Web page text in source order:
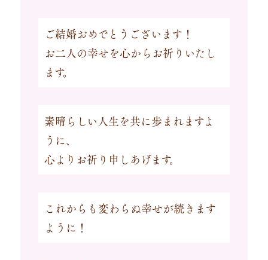
ご結婚おめでとうございます！
お二人の幸せを心からお祈りいたし
ます。
素晴らしい人生を共に歩まれますよ
うに、
心よりお祈り申しあげます。
これからも変わらぬ幸せが続きます
ように！